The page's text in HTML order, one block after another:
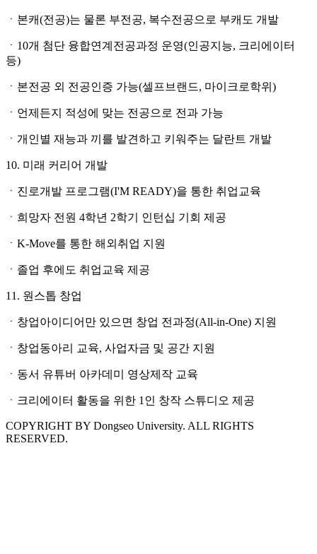
ㆍ본캐(전공)는 물론 부전공, 복수전공으로 부캐도 개발
ㆍ10개 첨단 융합연계전공과정 운영(인공지능, 크리에이터
등)
ㆍ본전공 외 전공인증 가능(셀프브랜드, 마이크로학위)
ㆍ언제든지 적성에 맞는 전공으로 전과 가능
ㆍ개인별 재능과 끼를 발견하고 키워주는 달란트 개발
10. 미래 커리어 개발
ㆍ진로개발 프로그램(I'M READY)을 통한 취업교육
ㆍ희망자 전원 4학년 2학기 인턴십 기회 제공
ㆍK-Move를 통한 해외취업 지원
ㆍ졸업 후에도 취업교육 제공
11. 원스톱 창업
ㆍ창업아이디어만 있으면 창업 전과정(All-in-One) 지원
ㆍ창업동아리 교육, 사업자금 및 공간 지원
ㆍ동서 유튜버 아카데미 영상제작 교육
ㆍ크리에이터 활동을 위한 1인 창작 스튜디오 제공
COPYRIGHT BY Dongseo University. ALL RIGHTS
RESERVED.